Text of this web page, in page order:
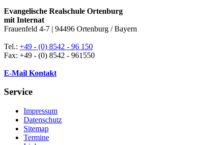
Evangelische Realschule Ortenburg
mit Internat
Frauenfeld 4-7 | 94496 Ortenburg / Bayern
Tel.: +49 - (0) 8542 - 96 150
Fax: +49 - (0) 8542 - 961550
E-Mail Kontakt
Service
Impressum
Datenschutz
Sitemap
Termine